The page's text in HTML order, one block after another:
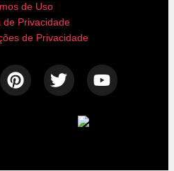
de Uso
de Privacidade
de Privacidade